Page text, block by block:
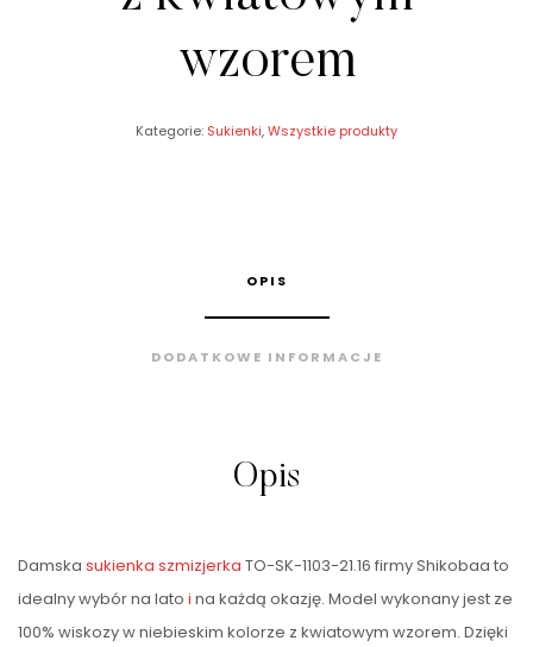
wzorem
Kategorie: Sukienki,Wszystkie produkty
OPIS
DODATKOWE INFORMACJE
Opis
Damska sukienka szmizjerka TO-SK-1103-21.16 firmy Shikobaa to
idealny wybór na lato i na każdą okazję. Model wykonany jest ze
100% wiskozy w niebieskim kolorze z kwiatowym wzorem. Dzięki